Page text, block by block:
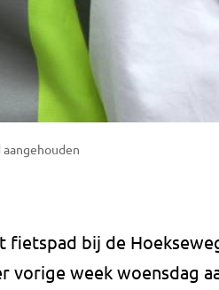
fietspad bij de
vorige week woensdag